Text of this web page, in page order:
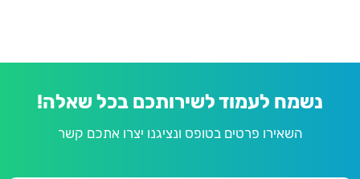
נשמח לעמוד לשירותכם בכל שאלה!
השאירו פרטים בטופס ונציגנו יצרו אתכם קשר